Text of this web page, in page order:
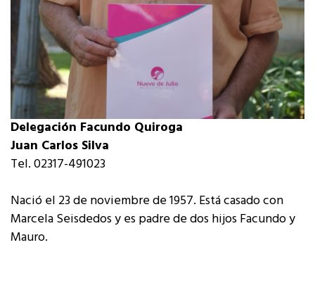
Delegación Facundo Quiroga
Juan Carlos Silva
Tel. 02317-491023
Nació el 23 de noviembre de 1957. Está casado con
Marcela Seisdedos y es padre de dos hijos Facundo y
Mauro.